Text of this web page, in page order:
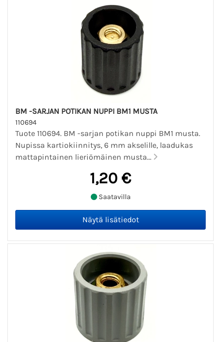
BM -SARJAN POTIKAN NUPPI BM1 MUSTA
110694
Tuote 110694. BM -sarjan potikan nuppi BM1 musta.
Nupissa kartiokiinnitys, 6 mm akselille, laadukas
mattapintainen lieriömäinen musta...
1,20 €
Saatavilla